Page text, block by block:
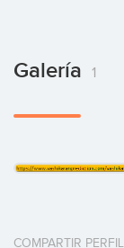
Galería 1
COMPARTIR PERFIL